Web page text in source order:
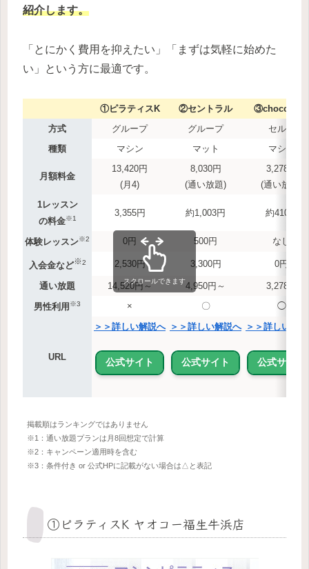
紹介します。
「とにかく費用を抑えたい」「まずは気軽に始めた
い」という方に最適です。
①ピラティスK ②セントラル
③choco ZAP
方式
グループ グループ
セルフ
種類
マシン マット マシン
月額料金
13,420円
(月4)
8,030円
(通い放題)
3,278円
(通い放題)
1レッスン
の料金※1
3,355円 約1,003円 約410円
体験レッスン※2 0円 500円 なし
入会金など※2 2,530円 3,300円 0円
通い放題 14,520円～ 4,950円～
3,278円
男性利用 ※3 × 〇 ◯
URL
＞＞詳しい解説へ
公式サイト
＞＞詳しい解説へ
公式サイト
＞＞詳しい解
公式サイト
スクロールできます
掲載順はランキングではありません
※1：通い放題プランは月8回想定で計算
※2：キャンペーン適用時を含む
※3：条件付き or 公式HPに記載がない場合は△と表記
①ピラティスK ヤオコー福生牛浜店